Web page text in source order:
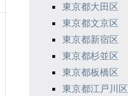
東京都大田区
東京都文京区
東京都新宿区
東京都杉並区
東京都板橋区
東京都江戸川区